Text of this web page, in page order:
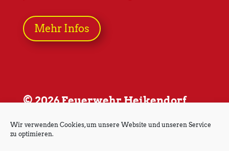
Wir verwenden Cookies, um unsere Website und unseren Service
zu optimieren.
Mehr Infos
© 2026 Feuerwehr Heikendorf